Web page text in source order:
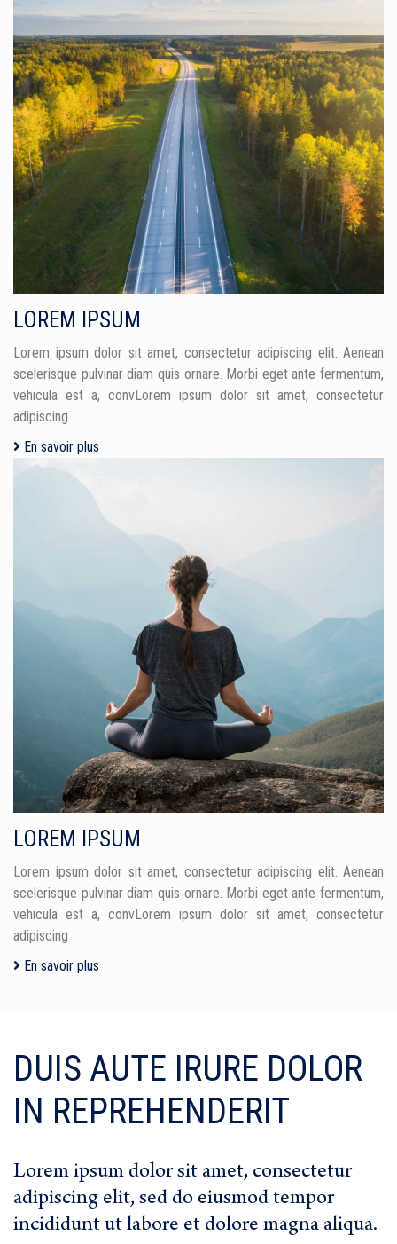
LOREM IPSUM
Lorem ipsum dolor sit amet, consectetur adipiscing elit. Aenean
scelerisque pulvinar diam quis ornare. Morbi eget ante fermentum,
vehicula est a, convLorem ipsum dolor sit amet, consectetur
adipiscing
En savoir plus
LOREM IPSUM
Lorem ipsum dolor sit amet, consectetur adipiscing elit. Aenean
scelerisque pulvinar diam quis ornare. Morbi eget ante fermentum,
vehicula est a, convLorem ipsum dolor sit amet, consectetur
adipiscing
En savoir plus
DUIS AUTE IRURE DOLOR
IN REPREHENDERIT
Lorem ipsum dolor sit amet, consectetur
adipiscing elit, sed do eiusmod tempor
incididunt ut labore et dolore magna aliqua.